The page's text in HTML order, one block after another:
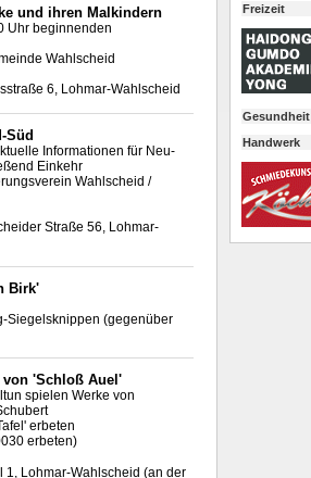
und ihren Malkindern
Uhr beginnenden
Wahlscheid
6, Lohmar-Wahlscheid
Süd
Informationen für Neu-
Einkehr
Wahlscheid /
Straße 56, Lohmar-
Birk'
Siegelsknippen (gegenüber
'Schloß Auel'
spielen Werke von
erbeten
erbeten)
1, Lohmar-Wahlscheid (an der
Freizeit
Gesundheit
Handwerk